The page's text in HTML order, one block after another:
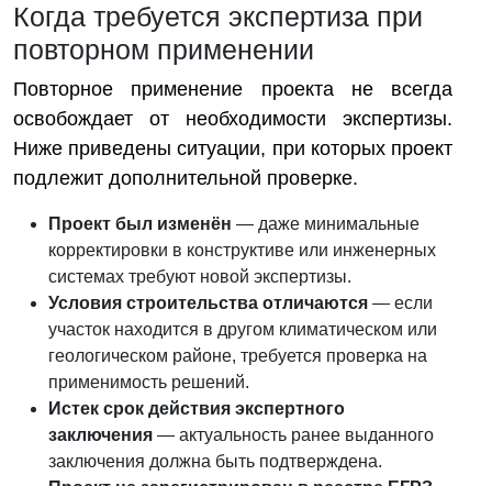
Когда требуется экспертиза при
повторном применении
Повторное применение проекта не всегда
освобождает от необходимости экспертизы.
Ниже приведены ситуации, при которых проект
подлежит дополнительной проверке.
Проект был изменён — даже минимальные
корректировки в конструктиве или инженерных
системах требуют новой экспертизы.
Условия строительства отличаются — если
участок находится в другом климатическом или
геологическом районе, требуется проверка на
применимость решений.
Истек срок действия экспертного
заключения — актуальность ранее выданного
заключения должна быть подтверждена.